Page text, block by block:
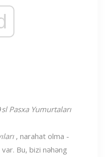
Pasxa Yumurtaları
, narahat olma -
Bu, bizi nəhəng